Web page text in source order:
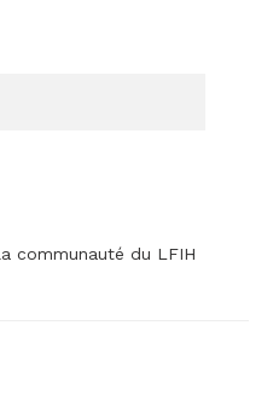
communauté du LFIH